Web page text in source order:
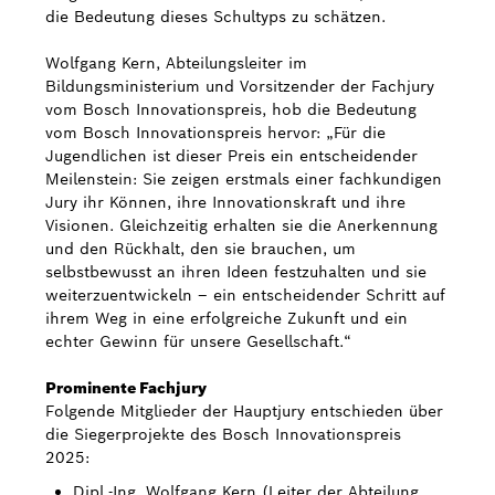
die Bedeutung dieses Schultyps zu schätzen.
Wolfgang Kern, Abteilungsleiter im
Bildungsministerium und Vorsitzender der Fachjury
vom Bosch Innovationspreis, hob die Bedeutung
vom Bosch Innovationspreis hervor: „Für die
Jugendlichen ist dieser Preis ein entscheidender
Meilenstein: Sie zeigen erstmals einer fachkundigen
Jury ihr Können, ihre Innovationskraft und ihre
Visionen. Gleichzeitig erhalten sie die Anerkennung
und den Rückhalt, den sie brauchen, um
selbstbewusst an ihren Ideen festzuhalten und sie
weiterzuentwickeln – ein entscheidender Schritt auf
ihrem Weg in eine erfolgreiche Zukunft und ein
echter Gewinn für unsere Gesellschaft.“
Prominente Fachjury
Folgende Mitglieder der Hauptjury entschieden über
die Siegerprojekte des Bosch Innovationspreis
2025: